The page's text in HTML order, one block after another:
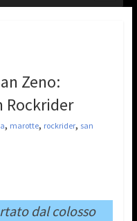
Zeno:
Rockrider
, marotte, rockrider, san
dal colosso